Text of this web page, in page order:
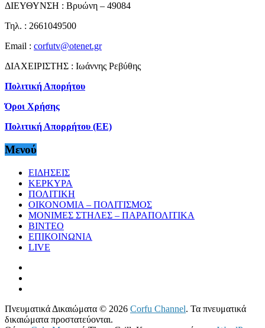
ΔΙΕΥΘΥΝΣΗ : Βρυώνη – 49084
Τηλ. : 2661049500
Email : corfutv@otenet.gr
ΔΙΑΧΕΙΡΙΣΤΗΣ : Ιωάννης Ρεβύθης
Πολιτική Απορήτου
Όροι Χρήσης
Πολιτική Απορρήτου (ΕΕ)
Μενού
ΕΙΔΗΣΕΙΣ
ΚΕΡΚΥΡΑ
ΠΟΛΙΤΙΚΗ
ΟΙΚΟΝΟΜΙΑ – ΠΟΛΙΤΙΣΜΟΣ
ΜΟΝΙΜΕΣ ΣΤΗΛΕΣ – ΠΑΡΑΠΟΛΙΤΙΚΑ
ΒΙΝΤΕΟ
ΕΠΙΚΟΙΝΩΝΙΑ
LIVE
Πνευματικά Δικαιώματα © 2026 Corfu Channel. Τα πνευματικά
δικαιώματα προστατεύονται.